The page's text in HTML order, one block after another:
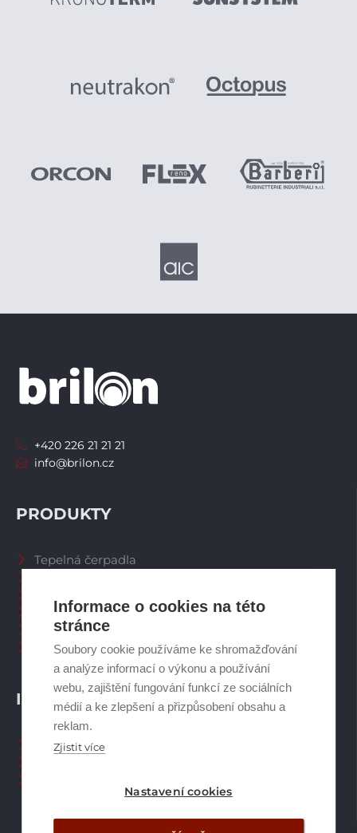
Informace o cookies na této
stránce
Soubory cookie používáme ke shromažďování
a analýze informací o výkonu a používání
webu, zajištění fungování funkcí ze sociálních
médií a ke zlepšení a přizpůsobení obsahu a
reklam.
Zjistit více
Nastavení cookies
INFORMACE
Naši pracovníci CZ
PRODUKTY
Tepelná čerpadla
Spalinové systémy
Plynové kotle
Ostatní příslušenství
+420 226 21 21 21
info@brilon.cz